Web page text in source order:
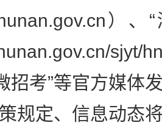
）
sjyt/
招考”等官方媒体
规定、信息动态